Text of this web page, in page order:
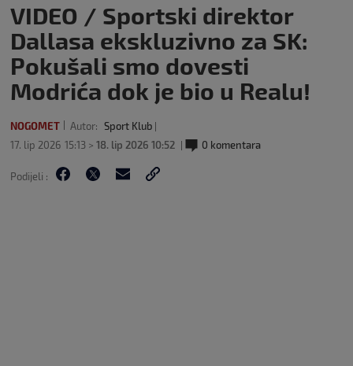
VIDEO / Sportski direktor
Dallasa ekskluzivno za SK:
Pokušali smo dovesti
Modrića dok je bio u Realu!
NOGOMET Autor: Sport Klub
17. lip 2026 15:13 > 18. lip 2026 10:52 0 komentara
Podijeli :